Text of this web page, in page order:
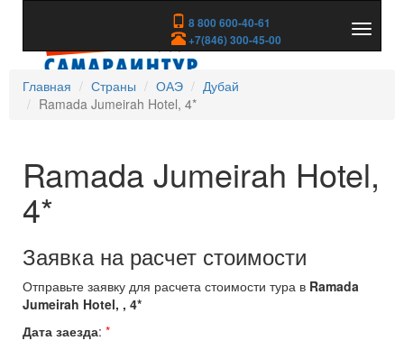
8 800 600-40-61
+7(846) 300-45-00
скрыть
Главная
Страны ОАЭ
Дубай
Ramada Jumeirah Hotel, 4*
Ramada Jumeirah Hotel,
4*
Заявка на расчет стоимости
Отправьте заявку для расчета стоимости тура в Ramada
Jumeirah Hotel, , 4*
Дата заезда: *